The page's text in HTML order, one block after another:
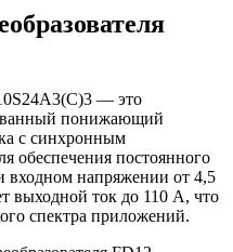
— это
понижающий
с синхронным
обеспечения постоянного
входном напряжении от 4,5
выходной ток до 110 А, что
спектра приложений.